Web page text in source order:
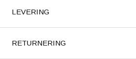
LEVERING
RETURNERING